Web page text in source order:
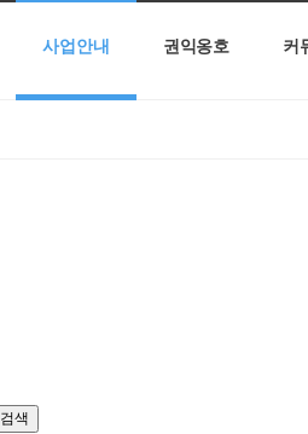
사업안내 권익옹호 커
검색